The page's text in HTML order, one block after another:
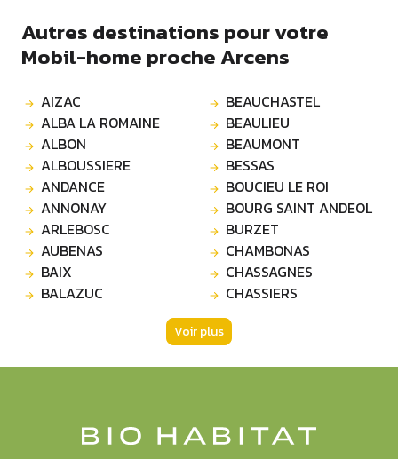
Autres destinations pour votre
Mobil-home proche Arcens
AIZAC
ALBA LA ROMAINE
ALBON
ALBOUSSIERE
ANDANCE
ANNONAY
ARLEBOSC
AUBENAS
BAIX
BALAZUC
BEAUCHASTEL
BEAULIEU
BEAUMONT
BESSAS
BOUCIEU LE ROI
BOURG SAINT ANDEOL
BURZET
CHAMBONAS
CHASSAGNES
CHASSIERS
Voir plus